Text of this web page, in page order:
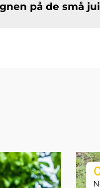
på de små